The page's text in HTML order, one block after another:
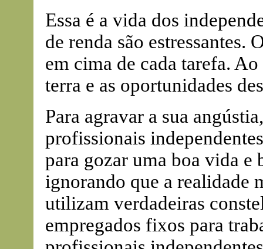
Essa é a vida dos
de renda são estressantes.
em cima de cada tarefa.
terra e as oportunidades
Para agravar a sua
profissionais
para gozar uma boa vida e
ignorando que a realidade
utilizam verdadeiras
empregados fixos para